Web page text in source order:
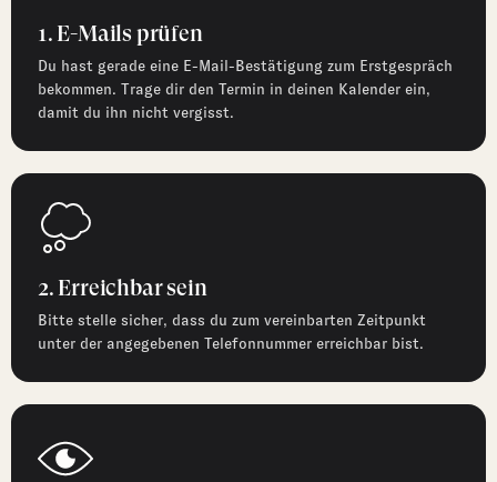
1. E-Mails prüfen
Du hast gerade eine E-Mail-Bestätigung zum Erstgespräch
bekommen. Trage dir den Termin in deinen Kalender ein,
damit du ihn nicht vergisst.
2. Erreichbar sein
Bitte stelle sicher, dass du zum vereinbarten Zeitpunkt
unter der angegebenen Telefonnummer erreichbar bist.